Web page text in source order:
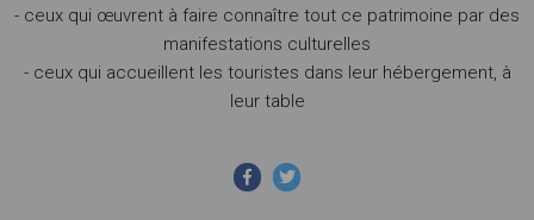
- ceux qui œuvrent à faire connaître tout ce patrimoine par des
manifestations culturelles
- ceux qui accueillent les touristes dans leur hébergement, à
leur table